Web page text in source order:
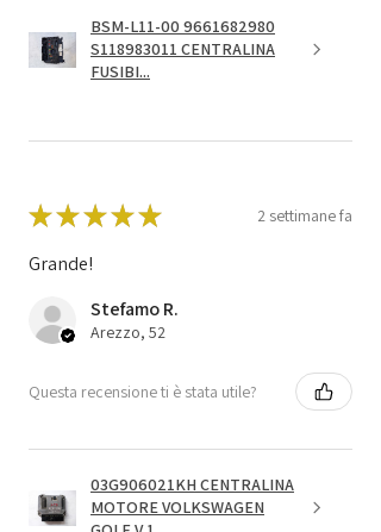
BSM-L11-00 9661682980
S118983011 CENTRALINA
FUSIBI...
★★★★★ 2 settimane fa
Grande!
Stefamo R.
Arezzo, 52
Questa recensione ti è stata utile?
03G906021KH CENTRALINA
MOTORE VOLKSWAGEN